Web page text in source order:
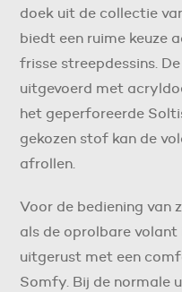
doek uit de collectie
biedt een ruime keuze
frisse streepdessins.
uitgevoerd met
het geperforeerde
gekozen stof kan de
afrollen.
Voor de bediening van
als de oprolbare
uitgerust met een
Somfy. Bij de normale